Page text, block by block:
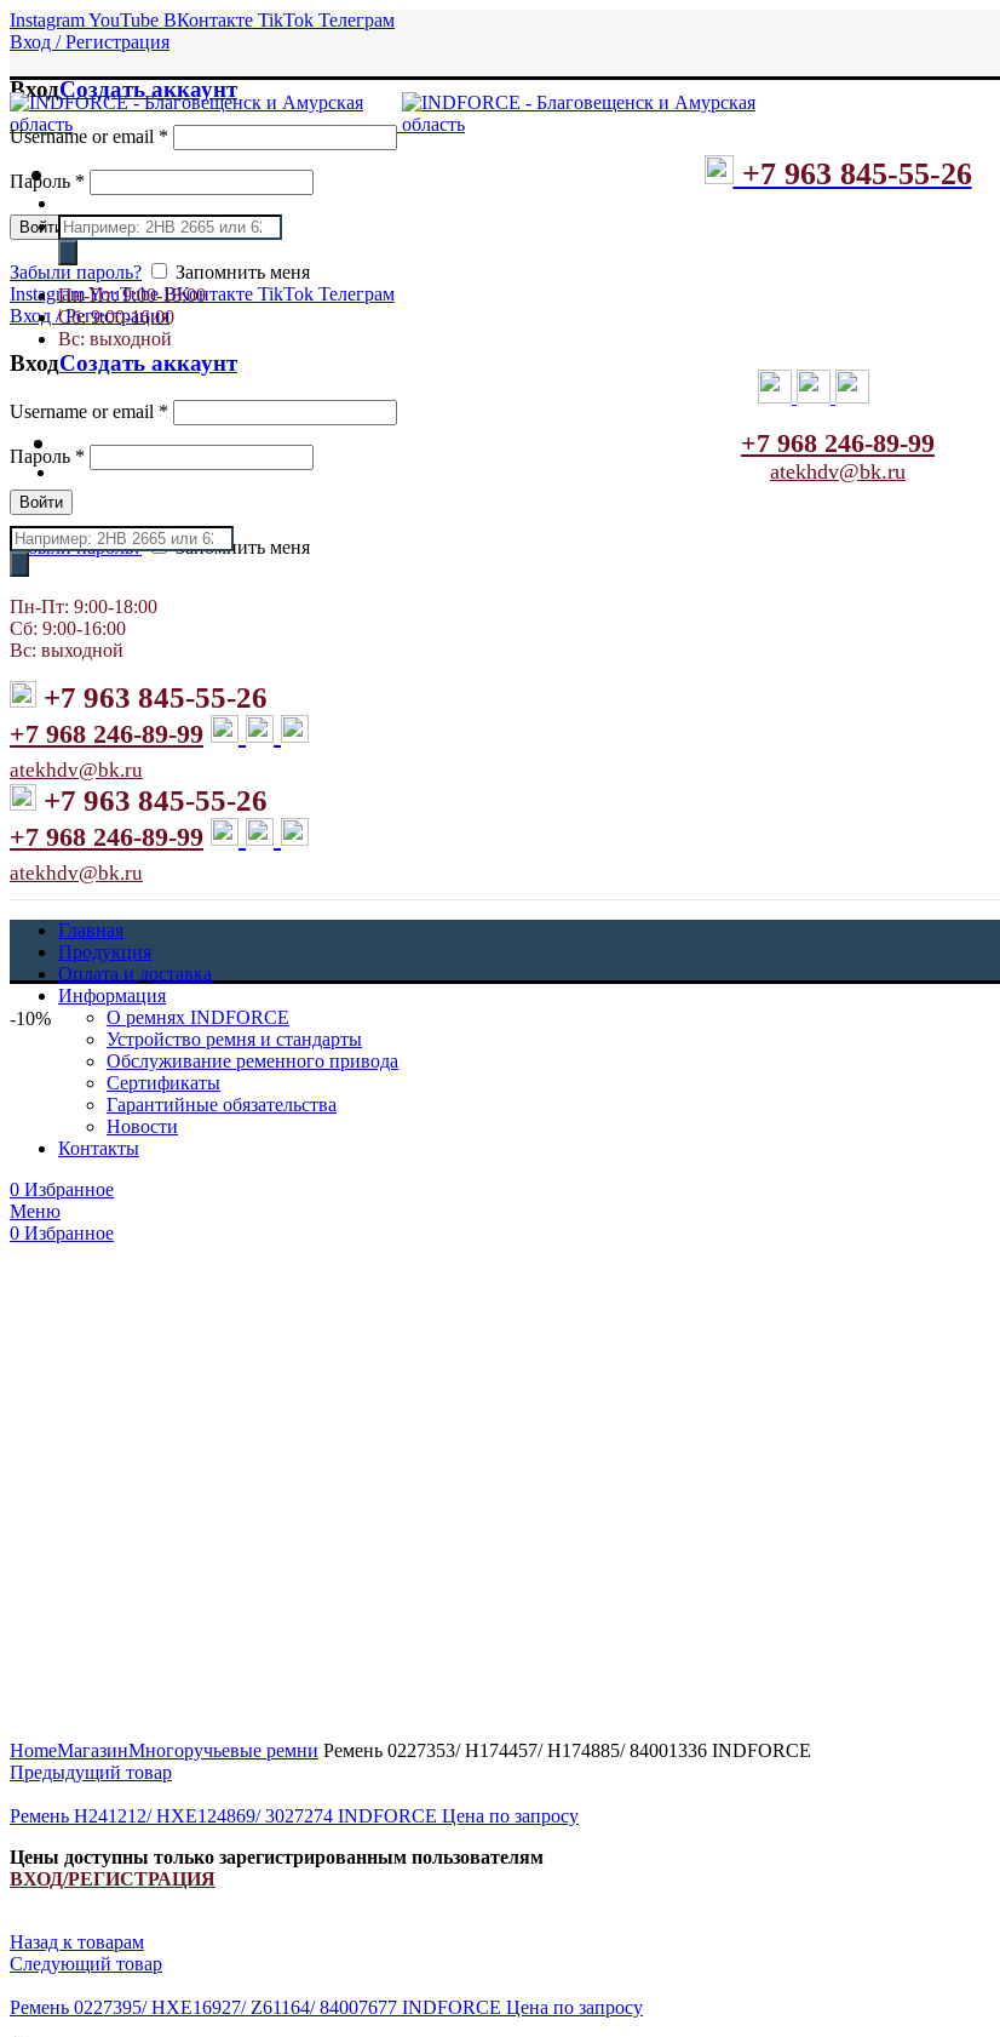
InstagramYouTube ВКонтакте TikTok Телеграм
Вход / Регистрация
ВходСоздать аккаунт
Username or email *
Пароль *
Войти
Забыли пароль?
Запомнить меня
InstagramYouTube ВКонтакте TikTok Телеграм
Вход / Регистрация
ВходСоздать аккаунт
Username or email *
Пароль *
Войти
Забыли пароль? Запомнить меня
+7 963 845-55-26
Поиск
товаров
Пн-Пт: 9:00-18:00
Сб: 9:00-16:00
Вс: выходной
+7 968 246-89-99
atekhdv@bk.ru
Поиск
товаров
Пн-Пт: 9:00-18:00
Сб: 9:00-16:00
Вс: выходной
+7 963 845-55-26
+7 968 246-89-99
atekhdv@bk.ru
+7 963 845-55-26
+7 968 246-89-99
atekhdv@bk.ru
Главная
Продукция
Оплата и доставка
Информация
О ремнях INDFORCE
Устройство ремня и стандарты
Обслуживание ременного привода
Сертификаты
Гарантийные обязательства
Новости
Контакты
0 Избранное
Меню
0 Избранное
-10%
HomeМагазинМногоручьевые ремни Ремень 0227353/ H174457/ H174885/ 84001336 INDFORCE
Предыдущий товар
Ремень H241212/ HXE124869/ 3027274 INDFORCE Цена по запросу
Цены доступны только зарегистрированным пользователям
ВХОД/РЕГИСТРАЦИЯ
Назад к товарам
Следующий товар
Ремень 0227395/ HXE16927/ Z61164/ 84007677 INDFORCE Цена по запросу